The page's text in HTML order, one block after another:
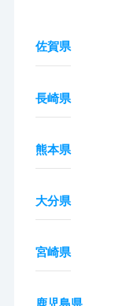
佐賀県
長崎県
熊本県
大分県
宮崎県
鹿児島県